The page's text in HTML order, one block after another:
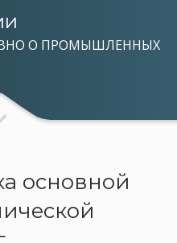
О ПРОМЫШЛЕННЫХ
основной